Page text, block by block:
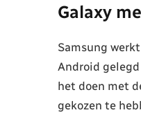
Galaxy
Samsung
Android
het doen met
gekozen te